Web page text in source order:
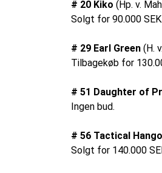
# 20 Kiko (Hp. v.
Solgt for 90.000 SEK.
# 29 Earl Green (H.
Tilbagekøb for
# 51 Daughter of
Ingen bud.
# 56 Tactical
Solgt for 140.000